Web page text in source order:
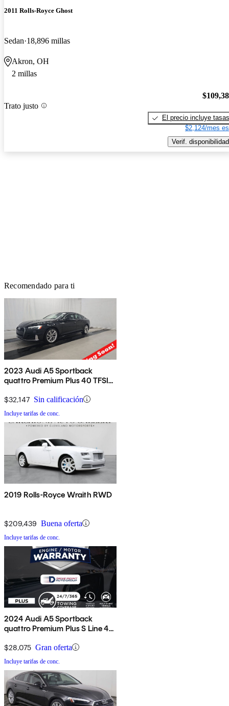
2011 Rolls-Royce Ghost
Sedan 18,896 millas
Akron, OH
2 millas
Trato justo
El precio incluye tasas
$2,124/mes
Verif. disponibilidad
Recomendado para ti
2023 Audi A5 Sportback
quattro Premium Plus 40 TFSI
$32,147 Sin calificación
Incluye tarifas de conc.
2019 Rolls-Royce Wraith RWD
$209,439 Buena oferta
Incluye tarifas de conc.
2024 Audi A5 Sportback
quattro Premium Plus S Line 45
$28,075 Gran oferta
Incluye tarifas de conc.